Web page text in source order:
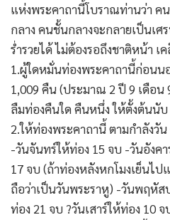
แห่งพระคาถานี้โบราณท่านว่า ค
กลาง คนชั้นกลางจะกลายเป็นเศ
ร่ำรวยได้ ไม่ต้องรอถึงชาติหน้า
1.ผู้ใดหมั่นท่องพระคาถานี้ก่อนน
1,009 คืน (ประมาณ 2 ปี 9 เดือ
ลืมท่องคืนใด คืนหนึ่ง ให้ตั้งต้นนับ
2.ให้ท่องพระคาถานี้ ตามกำลังวั
-วันจันทร์ให้ท่อง 15 จบ -วันอังค
17 จบ (ถ้าท่องหลังหกโมงเย็นไป
ถือว่าเป็นวันพระราหู) -วันพฤหัส
ท่อง 21 จบ ?วันเสาร์ให้ท่อง 10